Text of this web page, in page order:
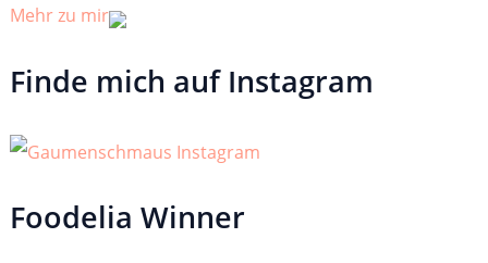
Mehr zu mir
Finde mich auf Instagram
Foodelia Winner